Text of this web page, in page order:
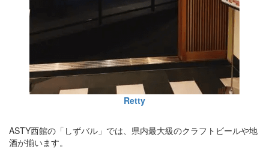
Retty
ASTY西館の「しずバル」では、県内最大級のクラフトビールや地
酒が揃います。